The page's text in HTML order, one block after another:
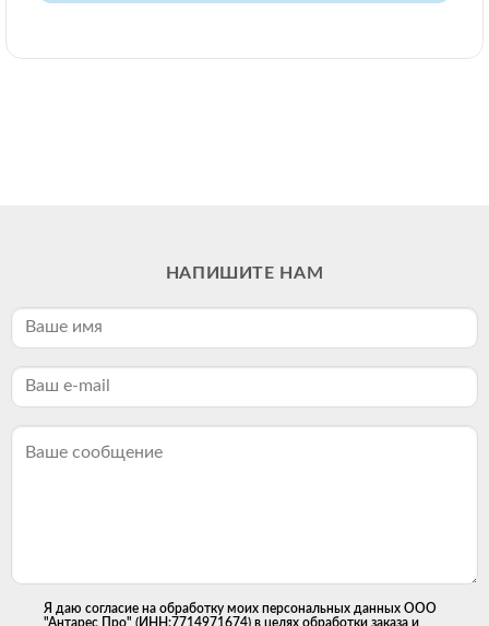
НАПИШИТЕ НАМ
Я даю согласие на обработку моих персональных данных ООО
"Антарес Про" (ИНН:7714971674) в целях обработки заказа и